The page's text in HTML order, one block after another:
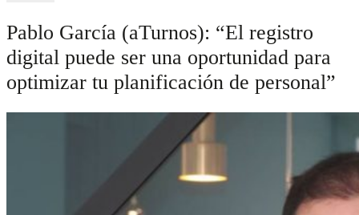
Pablo García (aTurnos): “El registro
digital puede ser una oportunidad para
optimizar tu planificación de personal”